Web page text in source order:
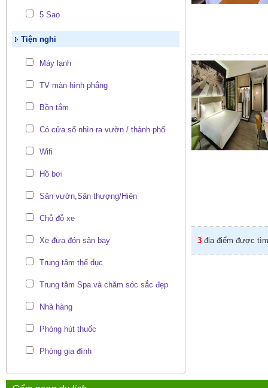
5 Sao
Tiện nghi
Máy lạnh
TV màn hình phẳng
Bồn tắm
Có cửa sổ nhìn ra vườn / thành phố
Wifi
Hồ bơi
Sân vườn,Sân thượng/Hiên
Chỗ đỗ xe
Xe đưa đón sân bay
Trung tâm thể dục
Trung tâm Spa và chăm sóc sắc đẹp
Nhà hàng
Phòng hút thuốc
Phòng gia đình
3 địa điểm được